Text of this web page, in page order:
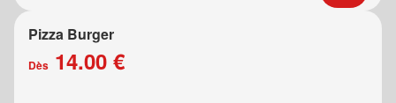
Pizza Burger
Dès 14.00 €